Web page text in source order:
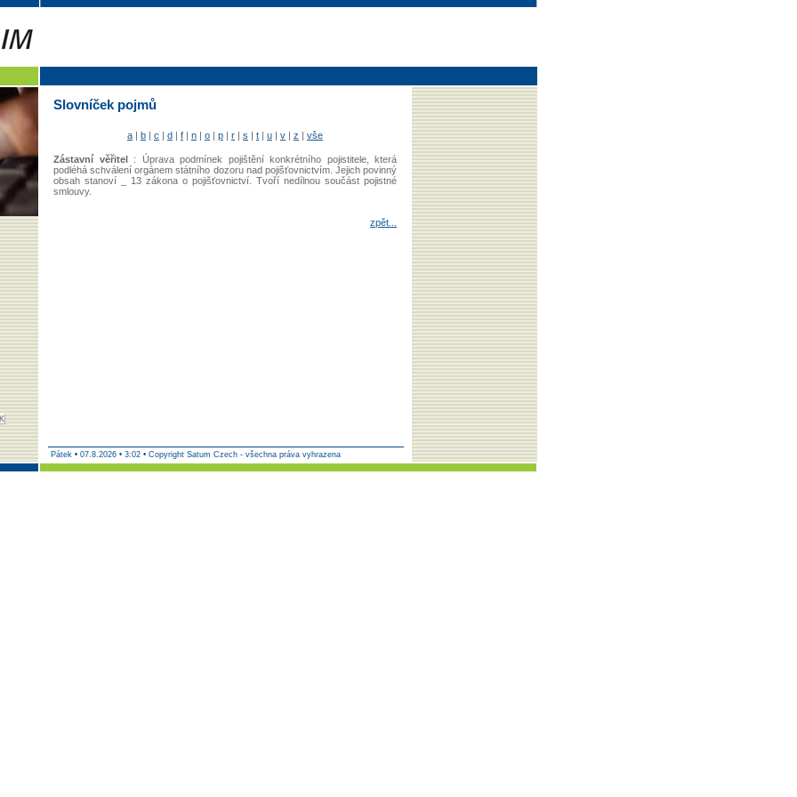
Slovníček pojmů
a | b | c | d | f | n | o | p | r | s | t | u | v | z | vše
Zástavní věřitel: Úprava podmínek pojištění konkrétního pojistitele, která
podléhá schválení orgánem státního dozoru nad pojišťovnictvím. Jejich povinný
obsah stanoví _ 13 zákona o pojišťovnictví. Tvoří nedílnou součást pojistné
smlouvy.
zpět...
Pátek • 07.8.2026 • 3:02 • Copyright Satum Czech - všechna práva vyhrazena